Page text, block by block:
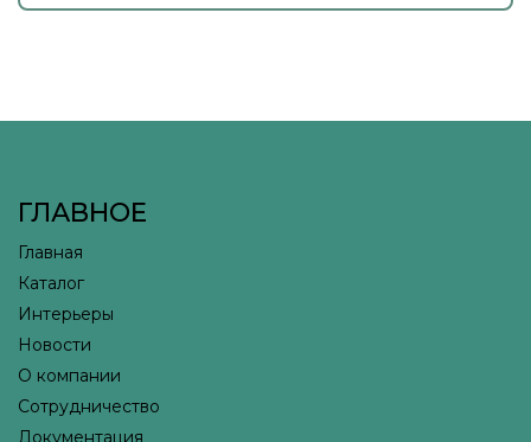
ГЛАВНОЕ
Главная
Каталог
Интерьеры
Новости
О компании
Сотрудничество
Документация